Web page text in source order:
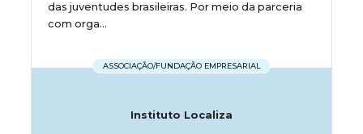
das juventudes brasileiras. Por meio da parceria
com orga...
ASSOCIAÇÃO/FUNDAÇÃO EMPRESARIAL
Instituto Localiza